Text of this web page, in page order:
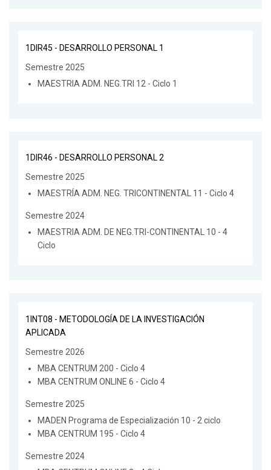
1DIR45 - DESARROLLO PERSONAL 1
Semestre 2025
MAESTRIA ADM. NEG.TRI 12 - Ciclo 1
1DIR46 - DESARROLLO PERSONAL 2
Semestre 2025
MAESTRÍA ADM. NEG. TRICONTINENTAL 11 - Ciclo 4
Semestre 2024
MAESTRIA ADM. DE NEG.TRI-CONTINENTAL 10 - 4
Ciclo
1INT08 - METODOLOGÍA DE LA INVESTIGACIÓN
APLICADA
Semestre 2026
MBA CENTRUM 200 - Ciclo 4
MBA CENTRUM ONLINE 6 - Ciclo 4
Semestre 2025
MADEN Programa de Especialización 10 - 2 ciclo
MBA CENTRUM 195 - Ciclo 4
Semestre 2024